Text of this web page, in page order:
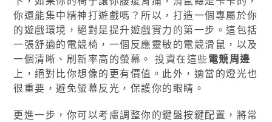
你還能集中精神打遊戲嗎？所以，打造一個專屬於你
的遊戲環境，絕對是提升遊戲實力的第一步。這包括
一張舒適的電競椅，一個反應靈敏的電競滑鼠，以及
一個清晰、刷新率高的螢幕。 投資在這些電競周邊
上，絕對比你想像的更有價值。此外，適當的燈光也
很重要，避免螢幕反光，保護你的眼睛。
更進一步，你可以考慮調整你的鍵盤按鍵配置，將常